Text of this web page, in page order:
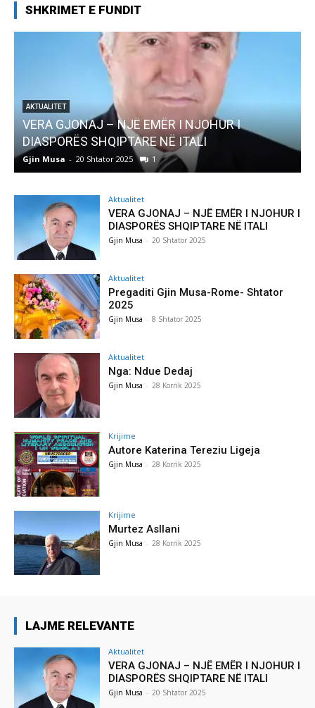
SHKRIMET E FUNDIT
I
AKTUALITET
Pregaditi Gjin Musa-Rome- Shtator
Gjin Musa - 8 Shtator 2025
Aktualitet
VERA GJONAJ – NJË EMËR I NJOHUR I
DIASPORËS SHQIPTARE NË ITALI
Gjin Musa - 20 Shtator 2025
Aktualitet
Pregaditi Gjin Musa-Rome- Shtator
2025
Gjin Musa - 8 Shtator 2025
Aktualitet
Nga: Ndue Dedaj
Gjin Musa - 28 Korrik 2025
Krijime
Autore Katerina Tereziu Ligeja
Gjin Musa - 28 Korrik 2025
Krijime
Murtez Asllani
Gjin Musa - 28 Korrik 2025
LAJME RELEVANTE
Aktualitet
VERA GJONAJ – NJË EMËR I NJOHUR I
DIASPORËS SHQIPTARE NË ITALI
Gjin Musa - 20 Shtator 2025